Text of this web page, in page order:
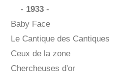
- 1933-
Baby Face
Le Cantique des Cantiques
Ceux de la zone
Chercheuses d'or